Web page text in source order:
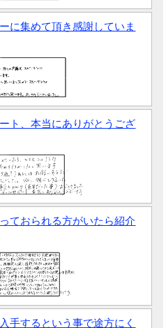
に集めて頂き感謝していま
ト、本当にありがとうござ
ておられる方がいたら紹介
手するという事で途方にく